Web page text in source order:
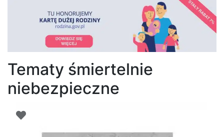
Tematy śmiertelnie
niebezpieczne